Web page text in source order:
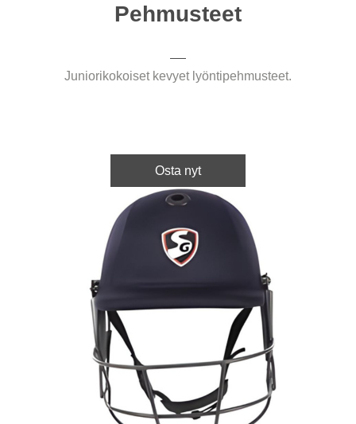
Pehmusteet
Juniorikokoiset kevyet lyöntipehmusteet.
Osta nyt